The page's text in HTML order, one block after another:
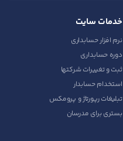
خدمات سایت
نرم افزار حسابداری
دوره حسابداری
ثبت و تغییرات شرکتها
استخدام حسابدار
تبلیغات رپورتاژ و پرومکس
بستری برای مدرسان